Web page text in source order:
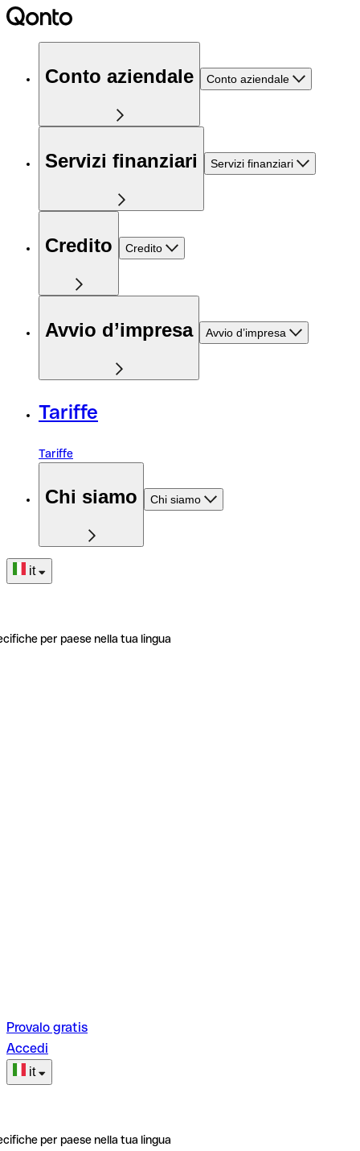
Conto aziendale Conto aziendale
Servizi finanziari Servizi finanziari
Credito Credito
Avvio d’impresa Avvio d’impresa
Tariffe
Tariffe
Chi siamo Chi siamo
it
per paese nella tua lingua
Provalo gratis
Accedi
it
per paese nella tua lingua